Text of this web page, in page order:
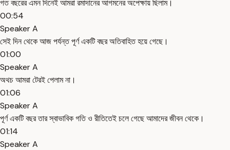
গত বছরের এমন দিনেই আমরা রমাদানের আগমনের অপেক্ষায় ছিলাম।
00:54
Speaker A
সেই দিন থেকে আজ পর্যন্ত পূর্ণ একটি বছর অতিবাহিত হয়ে গেছে।
01:00
Speaker A
অথচ আমরা টেরই পেলাম না।
01:06
Speaker A
পূর্ণ একটি বছর তার স্বাভাবিক গতি ও রীতিতেই চলে গেছে আমাদের জীবন থেকে।
01:14
Speaker A